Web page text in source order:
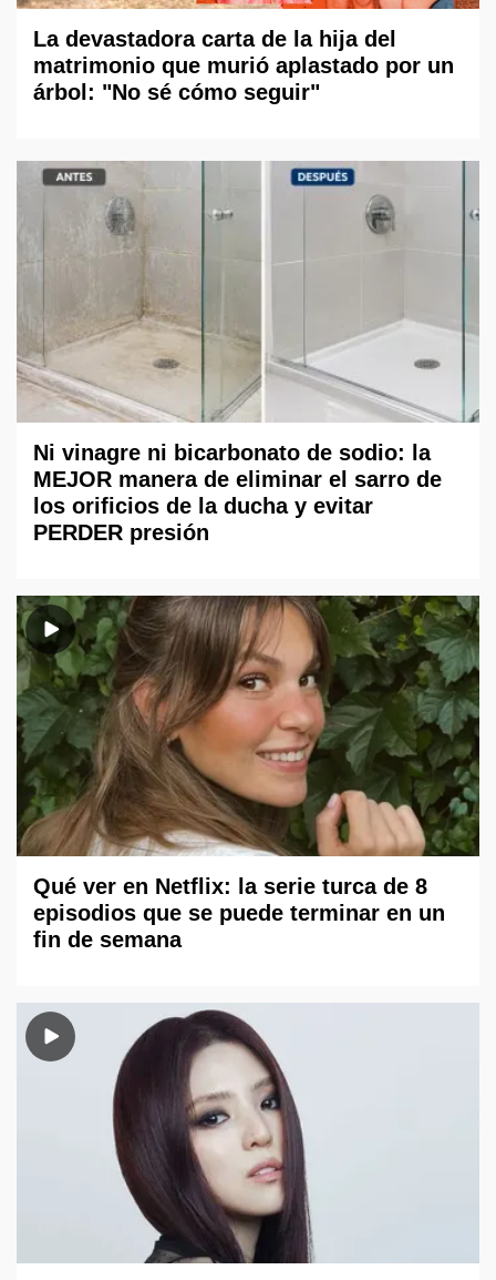
La devastadora carta de la hija del
matrimonio que murió aplastado por un
árbol: "No sé cómo seguir"
Ni vinagre ni bicarbonato de sodio: la
MEJOR manera de eliminar el sarro de
los orificios de la ducha y evitar
PERDER presión
Qué ver en Netflix: la serie turca de 8
episodios que se puede terminar en un
fin de semana